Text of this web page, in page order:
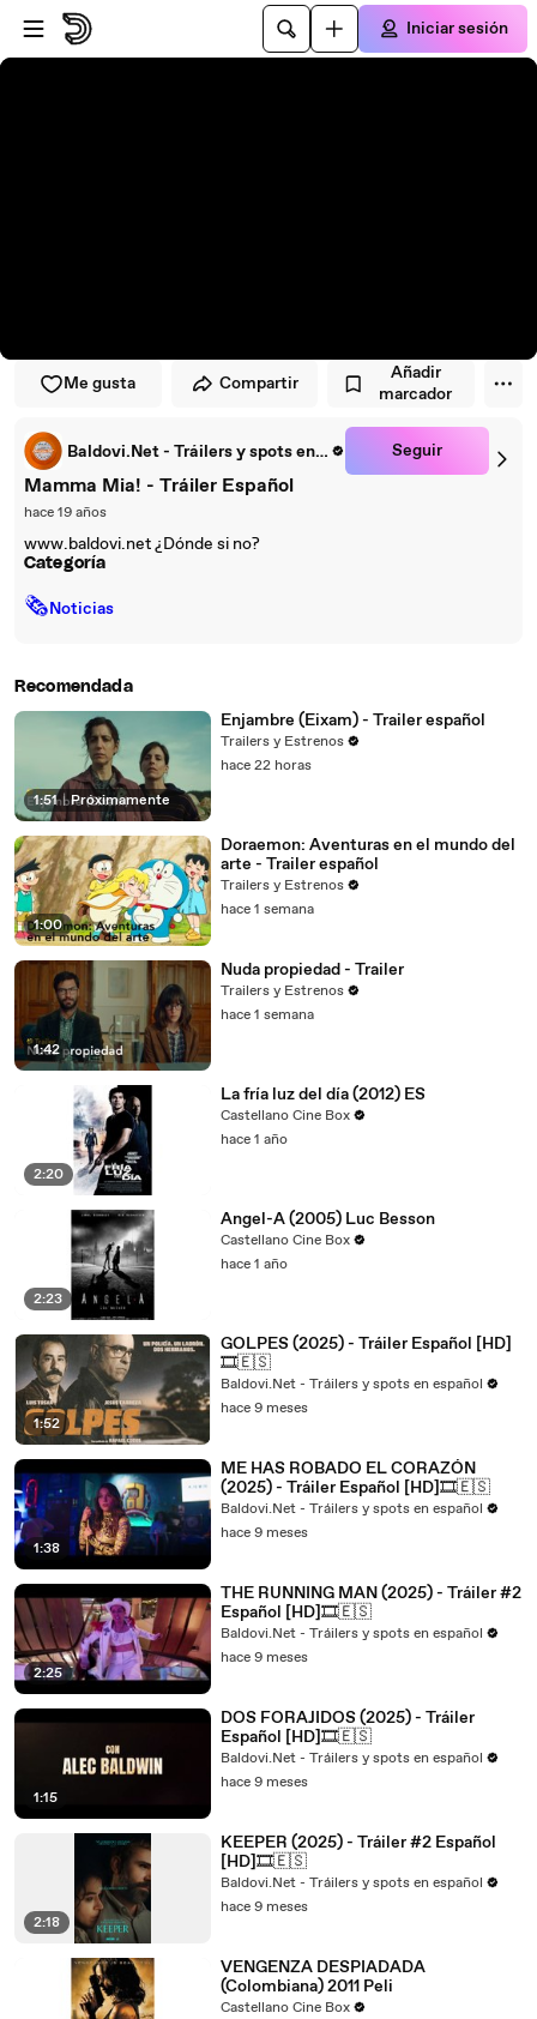
Saltar al reproductor
Saltar al contenido principal
Iniciar sesión
Me gusta Compartir
Añadir
marcador
Baldovi.Net - Tráilers y spots en español Seguir
Mamma Mia! - Tráiler Español
hace 19 años
www.baldovi.net ¿Dónde si no?
Categoría
🗞Noticias
Recomendada
1:51 | Próximamente
Enjambre (Eixam) - Trailer español
Trailers y Estrenos
hace 22 horas
1:00
Doraemon: Aventuras en el mundo del
arte - Trailer español
Trailers y Estrenos
hace 1 semana
1:42
Nuda propiedad - Trailer
Trailers y Estrenos
hace 1 semana
2:20
La fría luz del día (2012) ES
Castellano Cine Box
hace 1 año
2:23
Angel-A (2005) Luc Besson
Castellano Cine Box
hace 1 año
1:52
GOLPES (2025) - Tráiler Español [HD]
🎞️🇪🇸
Baldovi.Net - Tráilers y spots en español
hace 9 meses
1:38
ME HAS ROBADO EL CORAZÓN
(2025) - Tráiler Español [HD]🎞️🇪🇸
Baldovi.Net - Tráilers y spots en español
hace 9 meses
2:25
THE RUNNING MAN (2025) - Tráiler #2
Español [HD]🎞️🇪🇸
Baldovi.Net - Tráilers y spots en español
hace 9 meses
1:15
DOS FORAJIDOS (2025) - Tráiler
Español [HD]🎞️🇪🇸
Baldovi.Net - Tráilers y spots en español
hace 9 meses
2:18
KEEPER (2025) - Tráiler #2 Español
[HD]🎞️🇪🇸
Baldovi.Net - Tráilers y spots en español
hace 9 meses
VENGENZA DESPIADADA
(Colombiana) 2011 Peli
Castellano Cine Box